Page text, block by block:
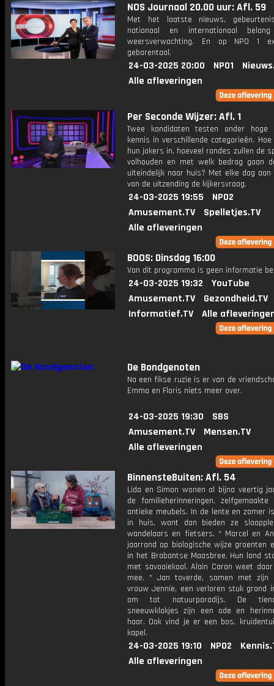
NOS Journaal 20.00 uur: Afl. 59
Met het laatste nieuws,
nationaal en internationaal
weersverwachting. En op NPO 1
gebarentaal.
24-03-2025 20:00 NPO1
Alle afleveringen
Per Seconde Wijzer: Afl. 1
Twee kandidaten testen onder hoge
kennis in verschillende categorieën.
hun jokers in, hoeveel rondes zullen de
volhouden en met welk bedrag gaan
uiteindelijk naar huis? Met elke dag
van de uitzending de kijkersvraag.
24-03-2025 19:55
NPO2
Amusement.TV
Spelletjes.TV
Alle afleveringen
BOOS: Dinsdag 16:00
Van dit programma is geen informatie
24-03-2025 19:32
YouTube
Amusement.TV
Gezondheid.TV
Informatief.TV
Alle
De Bondgenoten
Na een fikse ruzie is er van de
Emma en Floris niets meer over.
24-03-2025 19:30
SBS
Amusement.TV
Mensen.TV
Alle afleveringen
BinnensteBuiten: Afl. 54
Lida en Simon wonen al bijna veertig
de familieherinneringen,
antieke meubels. In de lente en zomer
in huis, want dan bieden ze
wandelaars en fietsers. * Marcel en
jaarrond op biologische wijze groenten
in het Brabantse Maasbree. Hun land
met savooiekool. Alain Caron weet
mee. * Jan toverde, samen met zijn
vrouw Jennie, een verloren stuk grond
om tot natuurparadijs. De
sneeuwklokjes zijn een ode en
haar. Ook vind je er een bos,
kapel.
24-03-2025 19:10 NPO2
Alle afleveringen